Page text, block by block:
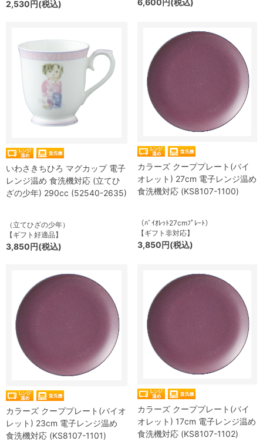
2,530円(税込) 6,600円(税込)
いわさきちひろ マグカップ 電子
レンジ温め 食洗機対応 (立てひ
ざの少年) 290cc (52540-2635)
（立てひざの少年）
【ギフト好適品】
3,850円(税込)
カラーズ クーププレート(バイ
オレット) 27cm 電子レンジ温め
食洗機対応 (KS8107-1100)
（ﾊﾞｲｵﾚｯﾄ27cmﾌﾟﾚｰﾄ）
【ギフト非対応】
3,850円(税込)
カラーズ クーププレート(バイオ
レット) 23cm 電子レンジ温め
食洗機対応 (KS8107-1101)
カラーズ クーププレート(バイ
オレット) 17cm 電子レンジ温め
食洗機対応 (KS8107-1102)